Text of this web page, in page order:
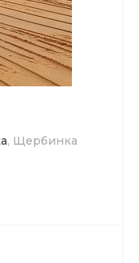
, Щербинка